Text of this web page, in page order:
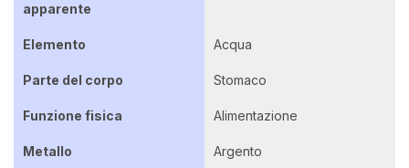
apparente
Elemento Acqua
Parte del corpo Stomaco
Funzione fisica Alimentazione
Metallo Argento